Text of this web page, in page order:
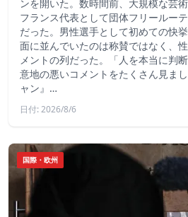
ンを開いた。数時間前、大規模な芸
フランス代表として団体フリールー
だった。男性選手として初めての快
面に並んでいたのは称賛ではなく、
メントの列だった。「人を本当に判
意地の悪いコメントをたくさん見ま
ャン』…
日付: 2026/8/6
国際・欧州